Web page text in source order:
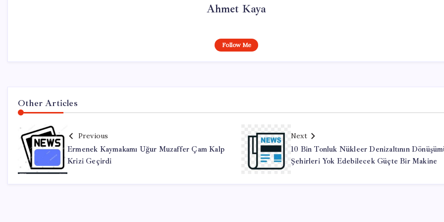
Ahmet Kaya
Follow Me
Other Articles
Previous
Ermenek Kaymakamı Uğur Muzaffer Çam Kalp
Krizi Geçirdi
Next
10 Bin Tonluk Nükleer Denizaltının
Şehirleri Yok Edebilecek Güçte Bir Makine